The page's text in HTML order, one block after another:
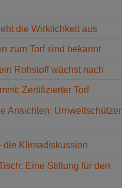
die Wirklichkeit aus
zum Torf sind bekannt
Rohstoff wächst nach
Zertifizierter Torf
Ansichten: Umweltschützer
die Klimadiskussion
Eine Stiftung für den